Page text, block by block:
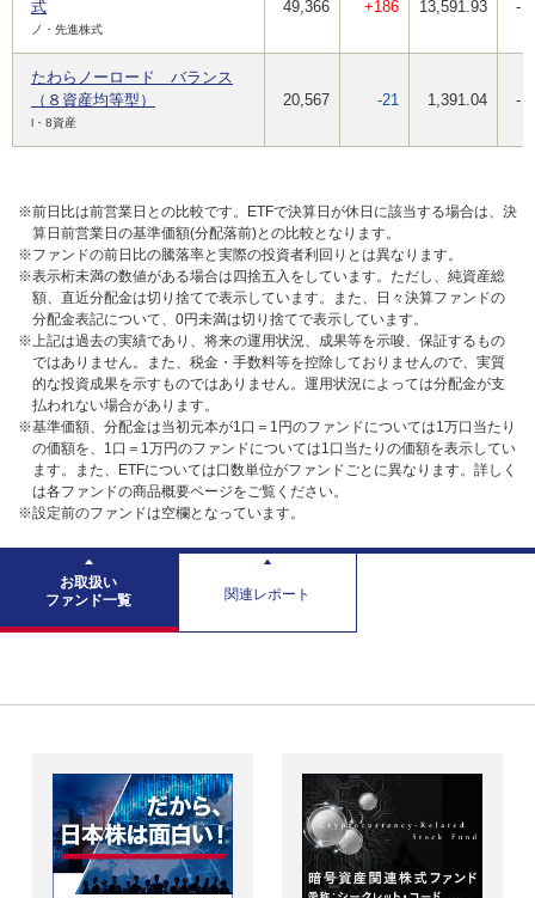
式
ノ・先進株式
49,366 +186 13,591.93 -
たわらノーロード バランス
（８資産均等型）
l・8資産
20,567 -21 1,391.04 -
※前日比は前営業日との比較です。ETFで決算日が休日に該当する場合は、決
算日前営業日の基準価額(分配落前)との比較となります。
※ファンドの前日比の騰落率と実際の投資者利回りとは異なります。
※表示桁未満の数値がある場合は四捨五入をしています。ただし、純資産総
額、直近分配金は切り捨てで表示しています。また、日々決算ファンドの
分配金表記について、0円未満は切り捨てで表示しています。
※上記は過去の実績であり、将来の運用状況、成果等を示唆、保証するもの
ではありません。また、税金・手数料等を控除しておりませんので、実質
的な投資成果を示すものではありません。運用状況によっては分配金が支
払われない場合があります。
※基準価額、分配金は当初元本が1口＝1円のファンドについては1万口当たり
の価額を、1口＝1万円のファンドについては1口当たりの価額を表示してい
ます。また、ETFについては口数単位がファンドごとに異なります。詳しく
は各ファンドの商品概要ページをご覧ください。
※設定前のファンドは空欄となっています。
お取扱い
ファンド一覧
関連レポート